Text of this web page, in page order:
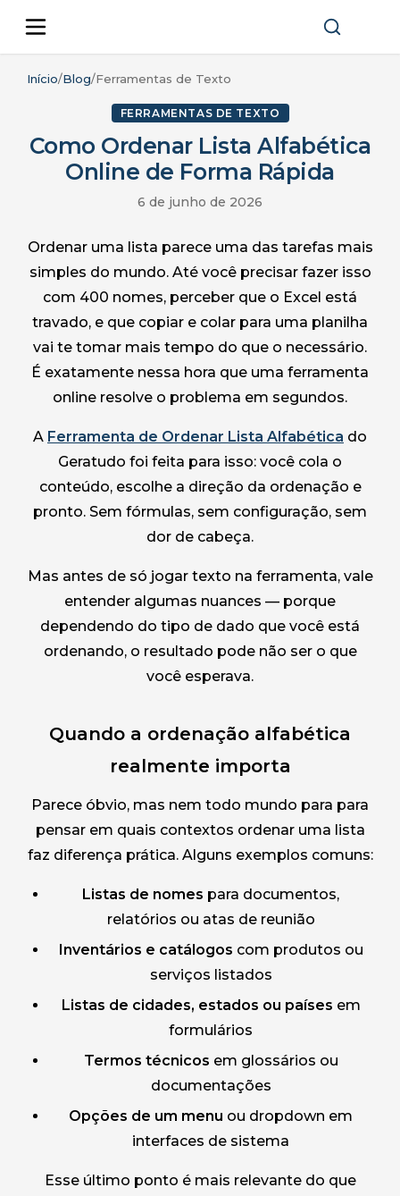
Início/Blog/Ferramentas de Texto
FERRAMENTAS DE TEXTO
Como Ordenar Lista Alfabética
Online de Forma Rápida
6 de junho de 2026
Ordenar uma lista parece uma das tarefas mais
simples do mundo. Até você precisar fazer isso
com 400 nomes, perceber que o Excel está
travado, e que copiar e colar para uma planilha
vai te tomar mais tempo do que o necessário.
É exatamente nessa hora que uma ferramenta
online resolve o problema em segundos.
A Ferramenta de Ordenar Lista Alfabética do
Geratudo foi feita para isso: você cola o
conteúdo, escolhe a direção da ordenação e
pronto. Sem fórmulas, sem configuração, sem
dor de cabeça.
Mas antes de só jogar texto na ferramenta, vale
entender algumas nuances — porque
dependendo do tipo de dado que você está
ordenando, o resultado pode não ser o que
você esperava.
Quando a ordenação alfabética
realmente importa
Parece óbvio, mas nem todo mundo para para
pensar em quais contextos ordenar uma lista
faz diferença prática. Alguns exemplos comuns:
Listas de nomes para documentos,
relatórios ou atas de reunião
Inventários e catálogos com produtos ou
serviços listados
Listas de cidades, estados ou países em
formulários
Termos técnicos em glossários ou
documentações
Opções de um menu ou dropdown em
interfaces de sistema
Esse último ponto é mais relevante do que